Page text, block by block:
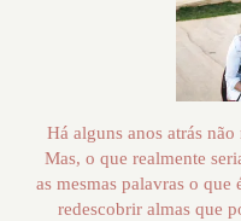
Há alguns anos atrás
Mas, o que realmente
as mesmas palavras o
redescobrir almas que